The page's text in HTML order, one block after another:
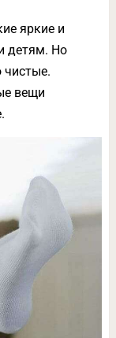
яркие и
детям. Но
чистые.
вещи